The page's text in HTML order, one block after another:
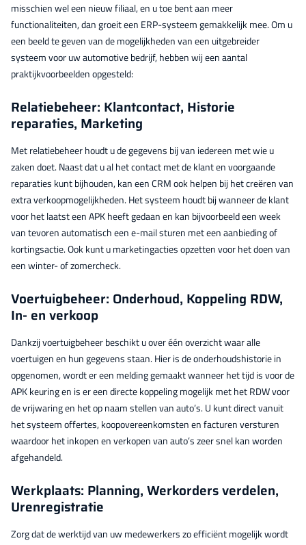
misschien wel een nieuw filiaal, en u toe bent aan meer
functionaliteiten, dan groeit een ERP-systeem gemakkelijk mee. Om u
een beeld te geven van de mogelijkheden van een uitgebreider
systeem voor uw automotive bedrijf, hebben wij een aantal
praktijkvoorbeelden opgesteld:
Relatiebeheer: Klantcontact, Historie
reparaties, Marketing
Met relatiebeheer houdt u de gegevens bij van iedereen met wie u
zaken doet. Naast dat u al het contact met de klant en voorgaande
reparaties kunt bijhouden, kan een CRM ook helpen bij het creëren van
extra verkoopmogelijkheden. Het systeem houdt bij wanneer de klant
voor het laatst een APK heeft gedaan en kan bijvoorbeeld een week
van tevoren automatisch een e-mail sturen met een aanbieding of
kortingsactie. Ook kunt u marketingacties opzetten voor het doen van
een winter- of zomercheck.
Voertuigbeheer: Onderhoud, Koppeling RDW,
In- en verkoop
Dankzij voertuigbeheer beschikt u over één overzicht waar alle
voertuigen en hun gegevens staan. Hier is de onderhoudshistorie in
opgenomen, wordt er een melding gemaakt wanneer het tijd is voor de
APK keuring en is er een directe koppeling mogelijk met het RDW voor
de vrijwaring en het op naam stellen van auto’s. U kunt direct vanuit
het systeem offertes, koopovereenkomsten en facturen versturen
waardoor het inkopen en verkopen van auto’s zeer snel kan worden
afgehandeld.
Werkplaats: Planning, Werkorders verdelen,
Urenregistratie
Zorg dat de werktijd van uw medewerkers zo efficiënt mogelijk wordt